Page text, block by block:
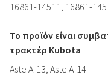
16861-14511, 16861-
Το προϊόν είναι
τρακτέρ Kubota
Aste A-13, Aste A-14